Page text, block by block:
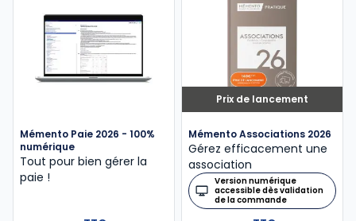
Mémento Paie 2026 - 100%
numérique
Tout pour bien gérer la
paie !
Prix de lancement
Mémento Associations 2026
Gérez efficacement une
association
Version numérique
accessible dès validation
de la commande